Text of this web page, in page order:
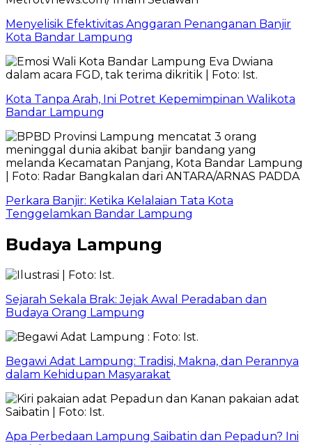
Menyelisik Efektivitas Anggaran Penanganan Banjir
Kota Bandar Lampung
Kota Tanpa Arah, Ini Potret Kepemimpinan Walikota
Bandar Lampung
Perkara Banjir: Ketika Kelalaian Tata Kota
Tenggelamkan Bandar Lampung
Budaya Lampung
Sejarah Sekala Brak: Jejak Awal Peradaban dan
Budaya Orang Lampung
Begawi Adat Lampung: Tradisi, Makna, dan Perannya
dalam Kehidupan Masyarakat
Apa Perbedaan Lampung Saibatin dan Pepadun? Ini